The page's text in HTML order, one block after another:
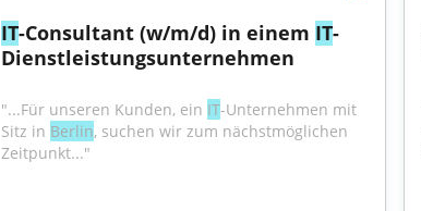
IT-Consultant (w/m/d) in einem IT-
Dienstleistungsunternehmen
"...Für unseren Kunden, ein IT-Unternehmen mit
Sitz in Berlin, suchen wir zum nächstmöglichen
Zeitpunkt..."